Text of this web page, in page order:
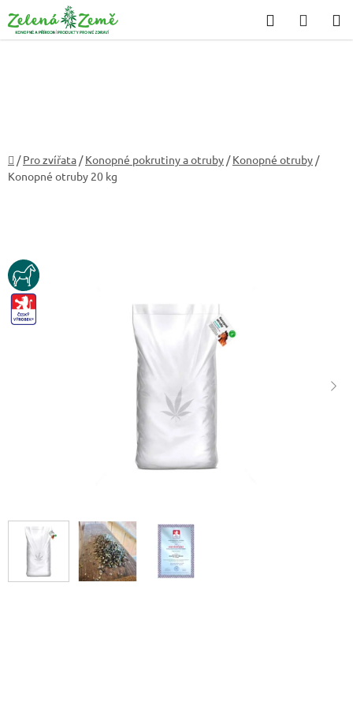
na
obsah
Hledat
KOŠÍK
Domů
/ Pro zvířata / Konopné pokrutiny a otruby / Konopné otruby /
Konopné otruby 20 kg
KUN
CZ-
VYROBEK